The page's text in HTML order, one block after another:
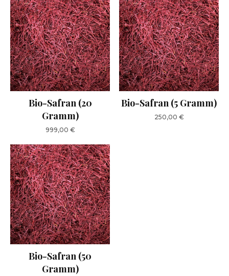
Bio-Safran (20
Gramm)
999,00 €
Bio-Safran (5 Gramm)
250,00 €
Bio-Safran (50
Gramm)